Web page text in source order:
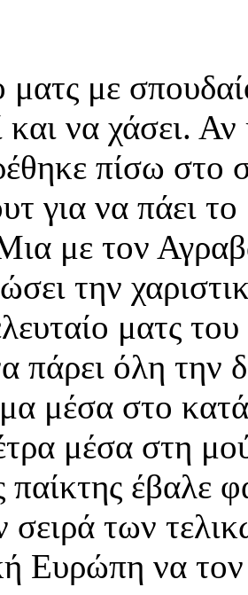
ματς με
και να χάσει.
πίσω στο
για να πάει
με τον
την
ματς
πάρει όλη την
μέσα στο
μέσα στη
παίκτης έβαλε
σειρά των
Ευρώπη να